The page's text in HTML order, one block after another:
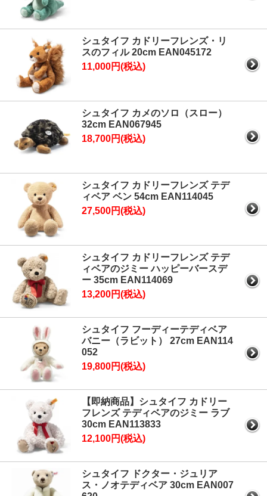
シュタイフ カドリーフレンズ・リ
スのフィル 20cm EAN045172
11,000円(税込)
シュタイフ カメのソロ（スロー）
32cm EAN067945
18,700円(税込)
シュタイフ カドリーフレンズ テデ
ィベア ベン 54cm EAN114045
27,500円(税込)
シュタイフ カドリーフレンズ テデ
ィベアのジミー ハッピーバースデ
ー 35cm EAN114069
13,200円(税込)
シュタイフ フーディーテディベア
バニー（ラビット） 27cm EAN114
052
19,800円(税込)
【即納商品】シュタイフ カドリー
フレンズ テディベアのジミー ラブ
30cm EAN113833
12,100円(税込)
シュタイフ ドクター・ジュリア
ス・ノオテディベア 30cm EAN007